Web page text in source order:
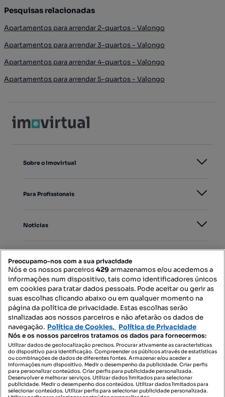
Pesquisas relacionadas
Apartamentos para arrendar 2-quartos - Valongo
Apartamentos para arrendar 3-quartos - Valongo
Apartamentos para arrendar 4-quartos - Valongo
Apartamentos para arrendar 5-quartos - Valongo
Sobre o Imovirtual
Para Profissionais
Notícias
Mapa do Site
Contacte-nos
SIGA-NOS:
DESCARREGAR NA:
Preocupamo-nos com a sua privacidade
Nós e os nossos parceiros429armazenamos e/ou acedemos a
informações num dispositivo, tais como identificadores únicos
em cookies para tratar dados pessoais. Pode aceitar ou gerir as
suas escolhas clicando abaixo ou em qualquer momento na
página da política de privacidade. Estas escolhas serão
sinalizadas aos nossos parceiros e não afetarão os dados de
navegação. Política de Cookies, Política de Privacidade
Nós e os nossos parceiros tratamos os dados para fornecermos:
Utilizar dados de geolocalização precisos. Procurar ativamente as características
do dispositivo para identificação. Compreender os públicos através de estatísticas
ou combinações de dados de diferentes fontes. Armazenar e/ou aceder a
informações num dispositivo. Medir o desempenho da publicidade. Criar perfis
para personalizar conteúdos. Criar perfis para publicidade personalizada.
Desenvolver e melhorar serviços. Utilizar dados limitados para selecionar
publicidade. Medir o desempenho dos conteúdos. Utilizar dados limitados para
selecionar conteúdos. Utilizar perfis para selecionar publicidade personalizada.